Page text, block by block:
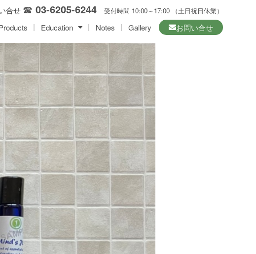
合せ ☎ 03-6205-6244 受付時間 10:00～17:00 （土日祝日休業）
Education Notes Gallery お問い合せ